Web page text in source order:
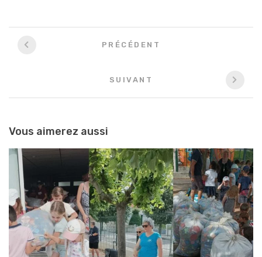
Navigation
entre
articles
PRÉCÉDENT
SUIVANT
Vous aimerez aussi